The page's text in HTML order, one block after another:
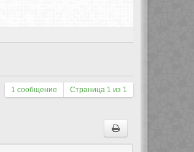
1 сообщение Страница 1 из 1